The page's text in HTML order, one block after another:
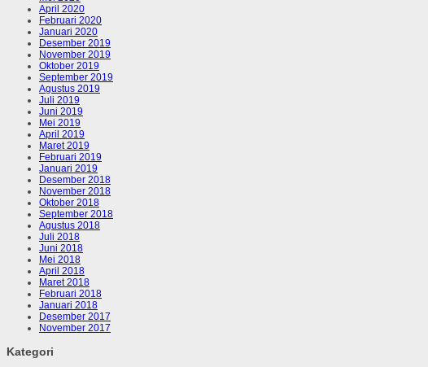
April 2020
Februari 2020
Januari 2020
Desember 2019
November 2019
Oktober 2019
September 2019
Agustus 2019
Juli 2019
Juni 2019
Mei 2019
April 2019
Maret 2019
Februari 2019
Januari 2019
Desember 2018
November 2018
Oktober 2018
September 2018
Agustus 2018
Juli 2018
Juni 2018
Mei 2018
April 2018
Maret 2018
Februari 2018
Januari 2018
Desember 2017
November 2017
Kategori